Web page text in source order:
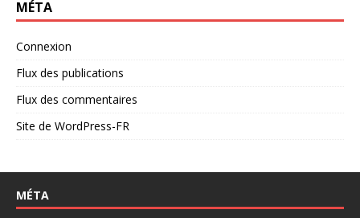
MÉTA
Connexion
Flux des publications
Flux des commentaires
Site de WordPress-FR
MÉTA